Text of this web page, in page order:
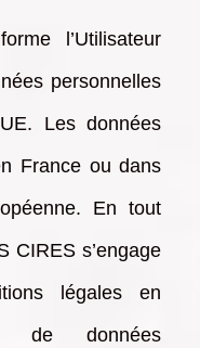
l’Utilisateur
personnelles
Les données
France ou dans
En tout
CIRES s’engage
légales en
de données